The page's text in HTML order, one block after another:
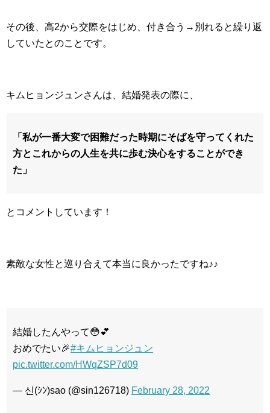
その後、高2から交際をはじめ、付き合う→別れると繰り返
していたとのことです。
キムヒョンジュンさんは、結婚発表の際に、
「私が一番大変で困難だった時期にそばを守ってくれた
方とこれからの人生を共に歩む決心をすることができ
た」
とコメントしています！
素敵な女性と巡り合えて本当に良かったですね♪♪
結婚したんやって😳💕
おめでたい🎉#キムヒョンジュン
pic.twitter.com/HWqZSP7d09
— 신(ｼﾝ)sao (@sin126718) February 28, 2022